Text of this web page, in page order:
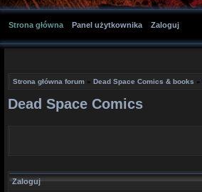
Strona główna Panel użytkownika Zaloguj
Strona główna forum » Dead Space Comics & books »
Dead Space Comics
Zaloguj